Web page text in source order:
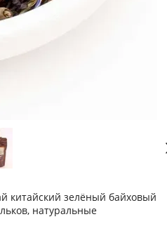
китайский зелёный байховый
натуральные